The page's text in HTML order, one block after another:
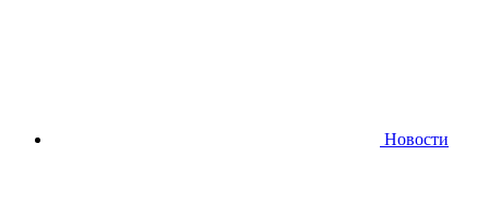
Новости